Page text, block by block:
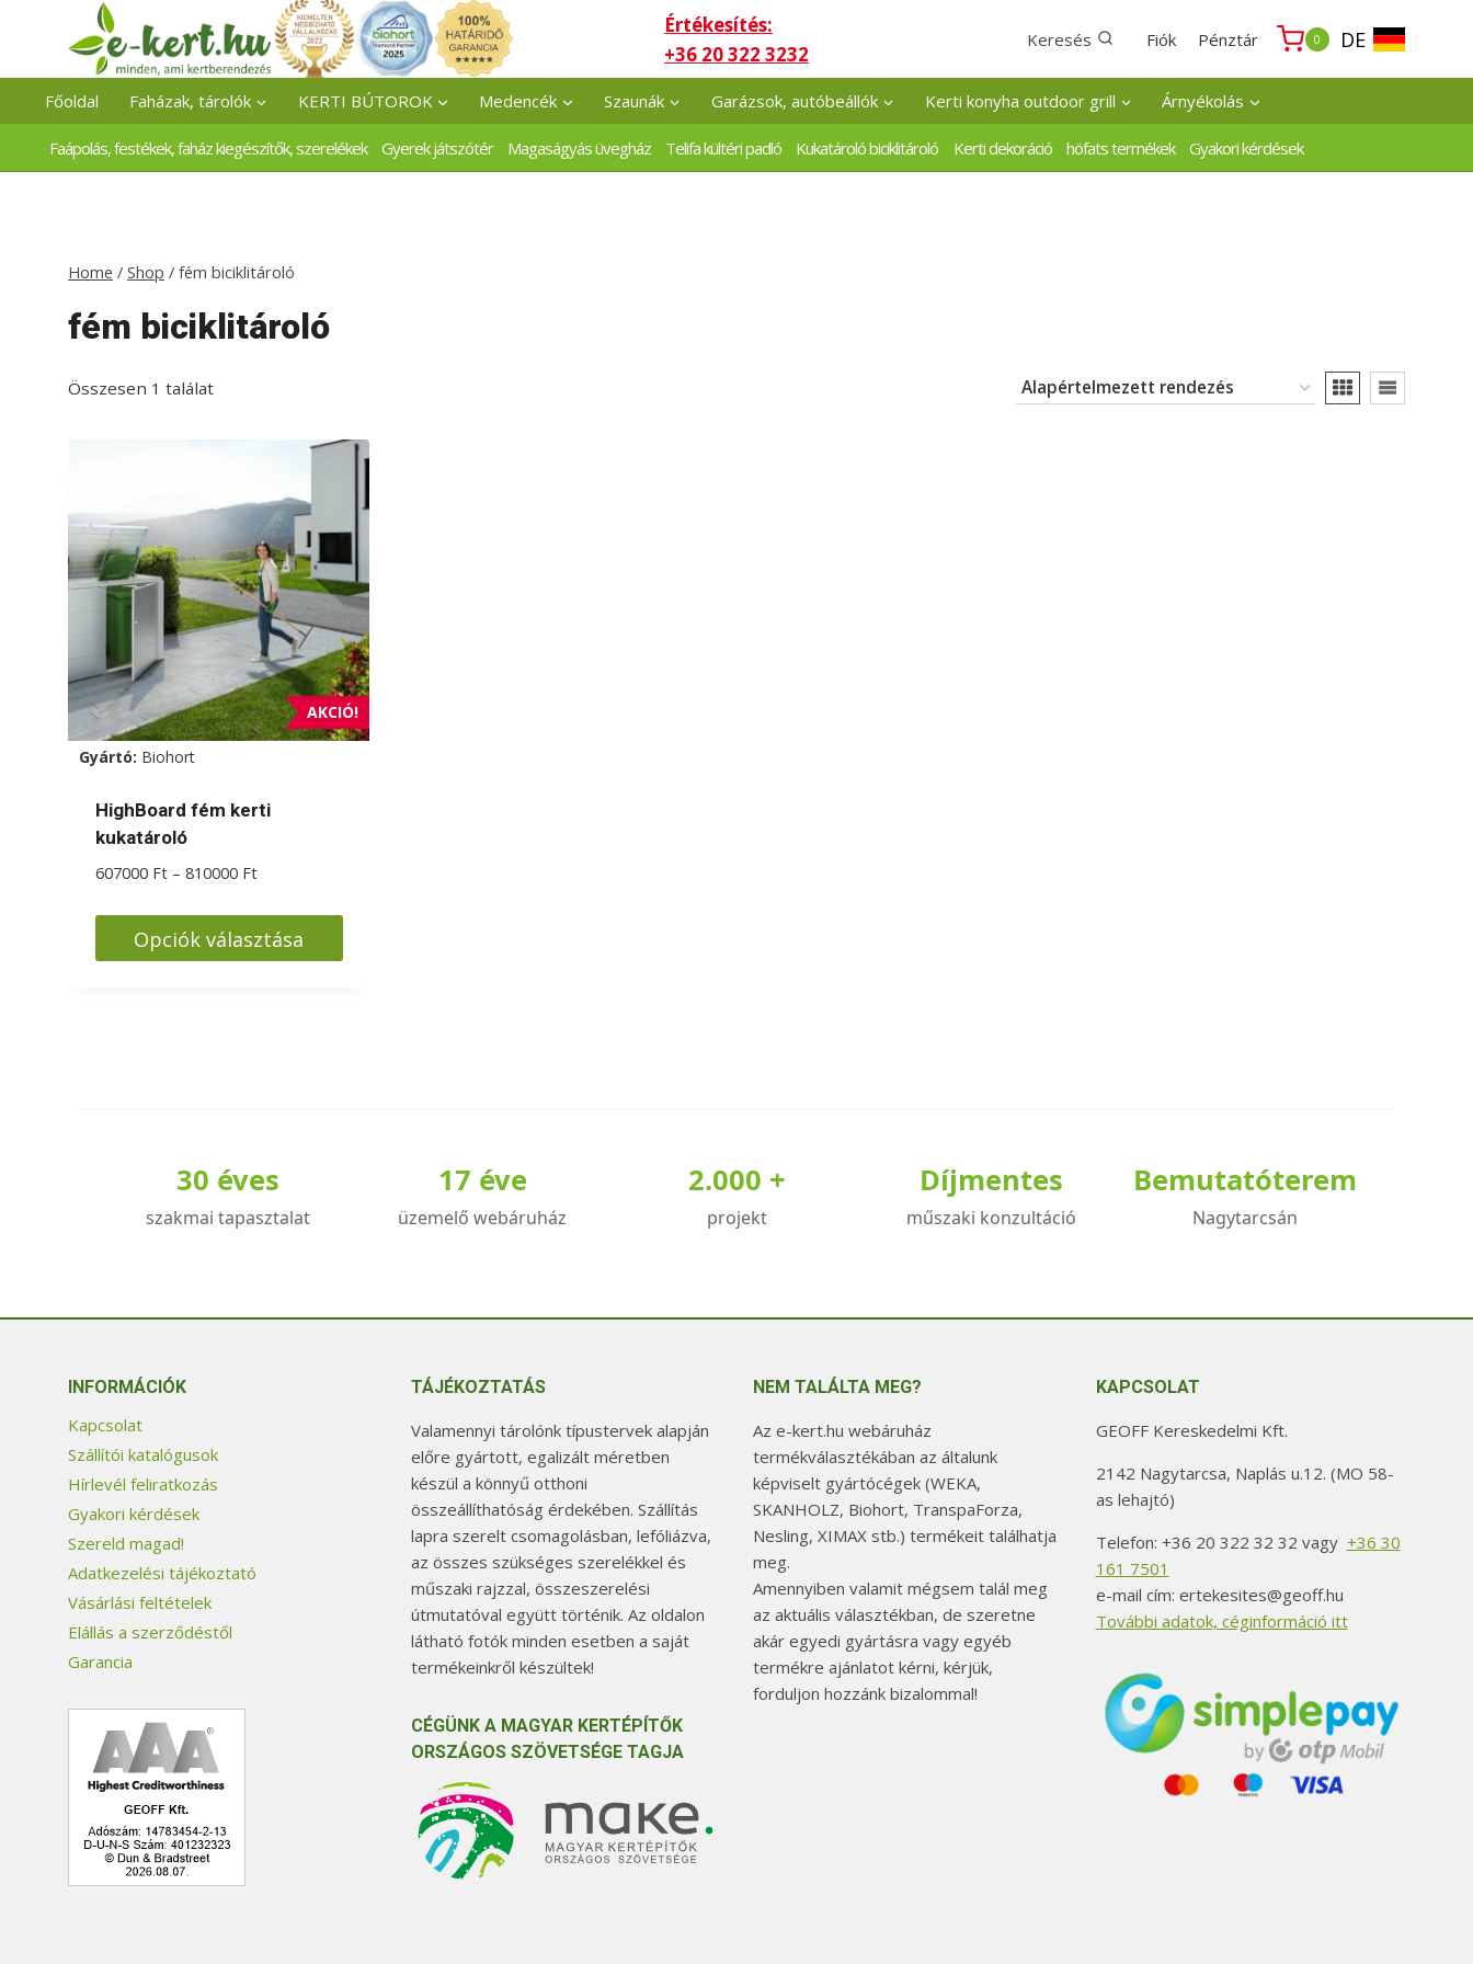
content
Értékesítés:
+36 20 322 3232
Keresés Fiók Pénztár 0 DE
Főoldal Faházak, tárolók KERTI BÚTOROK Medencék Szaunák Garázsok, autóbeállók Kerti konyha outdoor grill Árnyékolás
Faápolás, festékek, faház kiegészítők, szerelékek Gyerek játszótér Magaságyás üvegház Telifa kültéri padló Kukatároló biciklitároló Kerti dekoráció höfats termékek Gyakori kérdések
Home / Shop / fém biciklitároló
fém biciklitároló
Összesen 1 találat
AKCIÓ!
Gyártó: Biohort
HighBoard fém kerti
kukatároló
607000 Ft – 810000 FtÁrtartomány:
-
810000 Ft
Opciók választása
változatok30 éves
szakmai tapasztalat
17 éve
üzemelő webáruház
2.000 +
projekt
Díjmentes
műszaki konzultáció
Bemutatóterem
Nagytarcsán
INFORMÁCIÓK
Kapcsolat
Szállítói katalógusok
Hírlevél feliratkozás
Gyakori kérdések
Szereld magad!
Adatkezelési tájékoztató
Vásárlási feltételek
Elállás a szerződéstől
Garancia
TÁJÉKOZTATÁS
Valamennyi tárolónk típustervek alapján
előre gyártott, egalizált méretben
készül a könnyű otthoni
összeállíthatóság érdekében. Szállítás
lapra szerelt csomagolásban, lefóliázva,
az összes szükséges szerelékkel és
műszaki rajzzal, összeszerelési
útmutatóval együtt történik. Az oldalon
látható fotók minden esetben a saját
termékeinkről készültek!
CÉGÜNK A MAGYAR KERTÉPÍTŐK
ORSZÁGOS SZÖVETSÉGE TAGJA
NEM TALÁLTA MEG?
Az e-kert.hu webáruház
termékválasztékában az általunk
képviselt gyártócégek (WEKA,
SKANHOLZ, Biohort, TranspaForza,
Nesling, XIMAX stb.) termékeit találhatja
meg.
Amennyiben valamit mégsem talál meg
az aktuális választékban, de szeretne
akár egyedi gyártásra vagy egyéb
termékre ajánlatot kérni, kérjük,
forduljon hozzánk bizalommal!
KAPCSOLAT
GEOFF Kereskedelmi Kft.
2142 Nagytarcsa, Naplás u.12. (MO 58-
as lehajtó)
Telefon: +36 20 322 32 32 vagy +36 30
161 7501
e-mail cím: ertekesites@geoff.hu
További adatok, céginformáció itt